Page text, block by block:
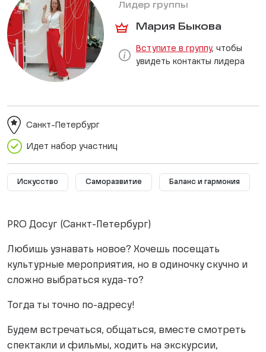
Лидер группы
Мария Быкова
Вступите в группу, чтобы
увидеть контакты лидера
Идет набор участниц
Санкт-Петербург
Искусство Саморазвитие Баланс и гармония
PRO Досуг (Санкт-Петербург)
Любишь узнавать новое? Хочешь посещать
культурные мероприятия, но в одиночку скучно и
сложно выбраться куда-то?
Тогда ты точно по-адресу!
Будем встречаться, общаться, вместе смотреть
спектакли и фильмы, ходить на экскурсии,